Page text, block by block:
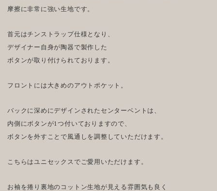
摩擦に非常に強い生地です。
首元はチンストラップ仕様となり、
デザイナー自身が陶器で製作した
ボタンが取り付けられております。
フロントには大きめのアウトポケット。
バックに深めにデザインされたセンターベントは、
内側にボタンが1つ付いておりますので、
ボタンを外すことで風通しを調整していただけます。
こちらはユニセックスでご愛用いただけます。
お袖を捲り裏地のコットン生地が見える雰囲気も良く